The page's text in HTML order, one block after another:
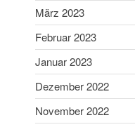
März 2023
Februar 2023
Januar 2023
Dezember 2022
November 2022